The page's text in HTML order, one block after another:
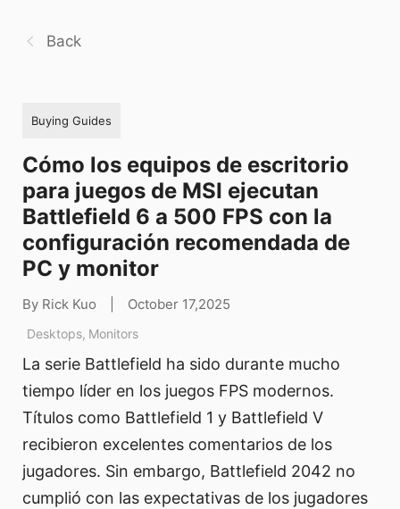
Back
Buying Guides
Cómo los equipos de escritorio
para juegos de MSI ejecutan
Battlefield 6 a 500 FPS con la
configuración recomendada de
PC y monitor
By Rick Kuo October 17,2025
Desktops, Monitors
La serie Battlefield ha sido durante mucho
tiempo líder en los juegos FPS modernos.
Títulos como Battlefield 1 y Battlefield V
recibieron excelentes comentarios de los
jugadores. Sin embargo, Battlefield 2042 no
cumplió con las expectativas de los jugadores